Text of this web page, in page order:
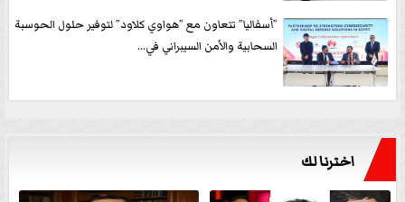
”أسفاليا” تتعاون مع ”هواوي كلاود” لتوفير حلول الحوسبة
السحابية والأمن السيبراني في...
اخترنا لك